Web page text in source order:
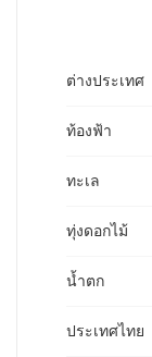
ต่างประเทศ
ท้องฟ้า
ทะเล
ทุ่งดอกไม้
น้ำตก
ประเทศไทย